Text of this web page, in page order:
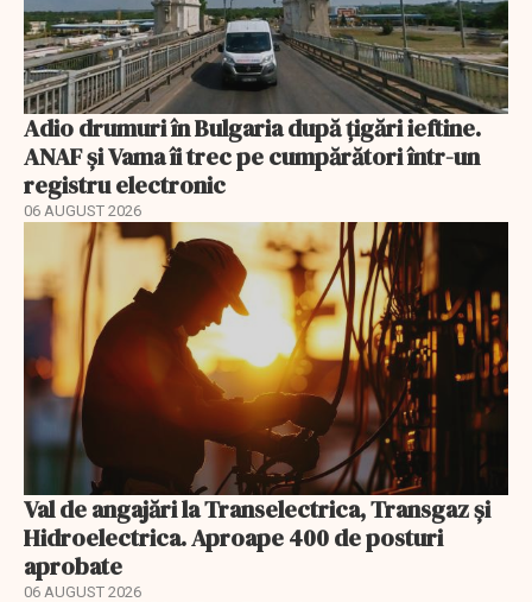
Adio drumuri în Bulgaria după țigări ieftine.
ANAF și Vama îi trec pe cumpărători într-un
registru electronic
06 AUGUST 2026
Val de angajări la Transelectrica, Transgaz și
Hidroelectrica. Aproape 400 de posturi
aprobate
06 AUGUST 2026